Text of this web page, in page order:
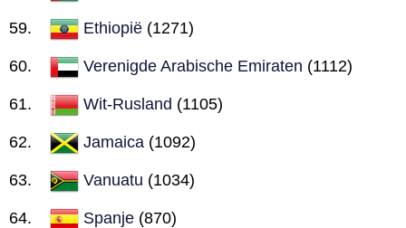
Ethiopië (1271)
Verenigde Arabische Emiraten (1112)
Wit-Rusland (1105)
Jamaica (1092)
Vanuatu (1034)
Spanje (870)